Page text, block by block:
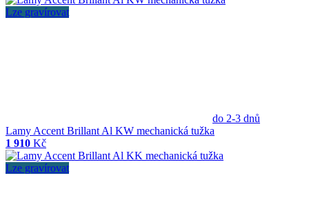
Lze gravírovat
do 2-3 dnů
Lamy Accent Brillant Al KW mechanická tužka
1 910 Kč
Lze gravírovat